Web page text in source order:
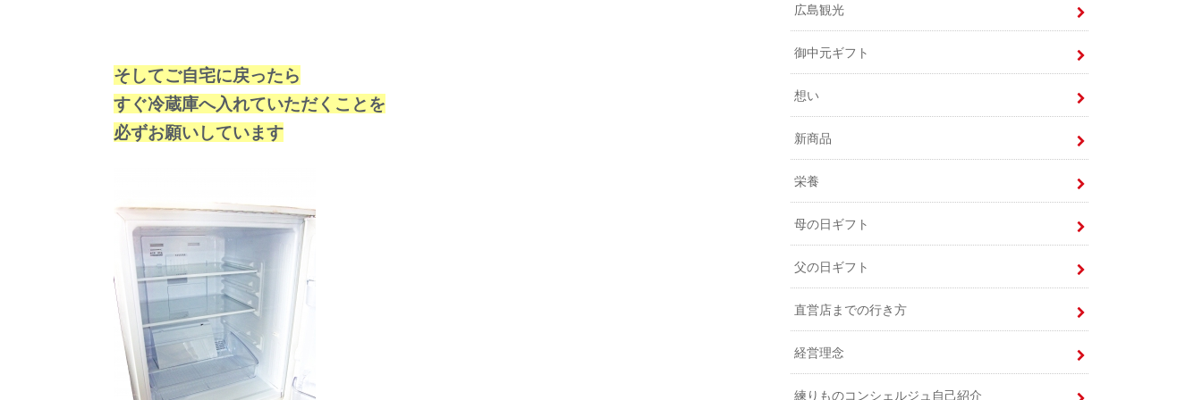
そしてご自宅に戻ったら
すぐ冷蔵庫へ入れていただくことを
必ずお願いしています
広島観光
御中元ギフト
想い
新商品
栄養
母の日ギフト
父の日ギフト
直営店までの行き方
経営理念
練りものコンシェルジュ自己紹介